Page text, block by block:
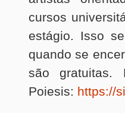
cursos
estágio. Isso
quando se
são gratuitas.
Poiesis: https://